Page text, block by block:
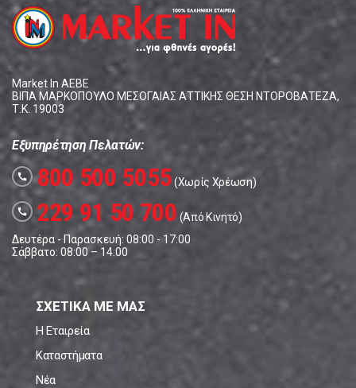
Market In ΑΕΒΕ
ΒΙΠΑ ΜΑΡΚΟΠΟΥΛΟ ΜΕΣΟΓΑΙΑΣ ΑΤΤΙΚΗΣ ΘΕΣΗ ΝΤΟΡΟΒΑΤΕΖΑ,
Τ.Κ. 19003
Εξυπηρέτηση Πελατών:
call 800 500 5055(Χωρίς Χρέωση)
call 229 91 50 700 (Από Κινητό)
Δευτέρα - Παρασκευή: 08:00 - 17:00
Σάββατο: 08:00 – 14:00
ΣΧΕΤΙΚΑ ΜΕ ΜΑΣ
Η Εταιρεία
Καταστήματα
Νέα